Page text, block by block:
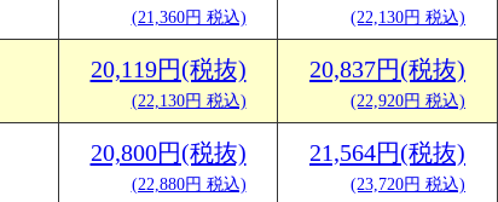
(21,360円 税込) (22,130円 税込)
20,119円(税抜)
(22,130円 税込)
20,837円(税抜)
(22,920円 税込)
20,800円(税抜)
(22,880円 税込)
21,564円(税抜)
(23,720円 税込)